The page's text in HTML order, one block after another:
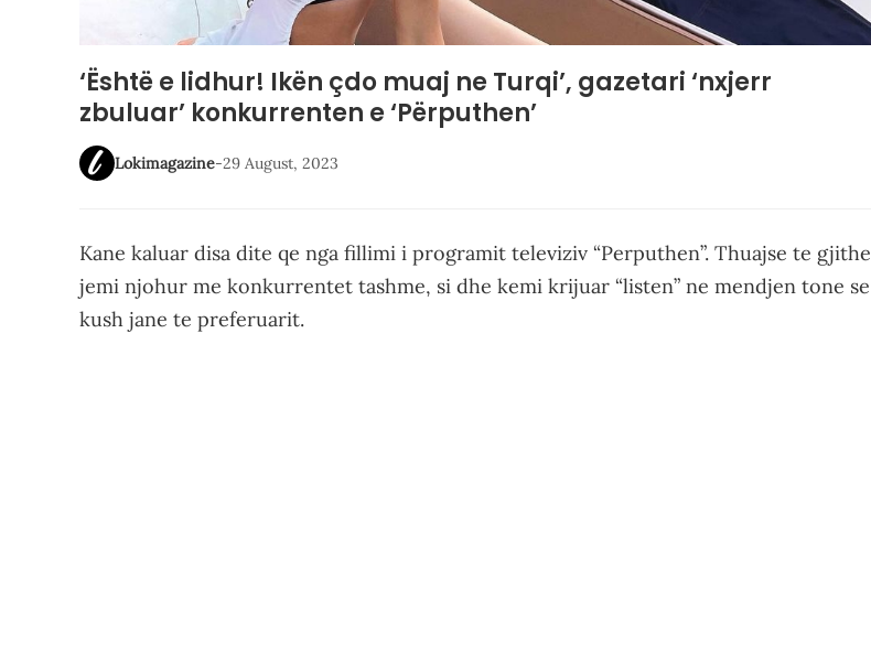
‘Është e lidhur! Ikën çdo muaj ne Turqi’, gazetari ‘nxjerr
zbuluar’ konkurrenten e ‘Përputhen’
Lokimagazine-29 August, 2023
Kane kaluar disa dite qe nga fillimi i programit televiziv “Perputhen”. Thuajse te gjithe
jemi njohur me konkurrentet tashme, si dhe kemi krijuar “listen” ne mendjen tone se
kush jane te preferuarit.